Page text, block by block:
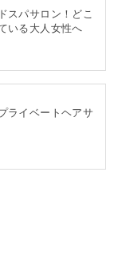
スパサロン！どこ
いる大人女性へ
ライベートヘアサ